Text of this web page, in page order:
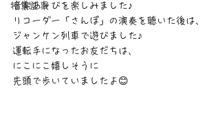
特集記事
音楽あそびを楽しみました♪
リコーダー「さんぽ」の演奏を聴いた後は、
ジャンケン列車で遊びました♪
運転手になったお友だちは、
にこにこ嬉しそうに
先頭で歩いていましたよ😊